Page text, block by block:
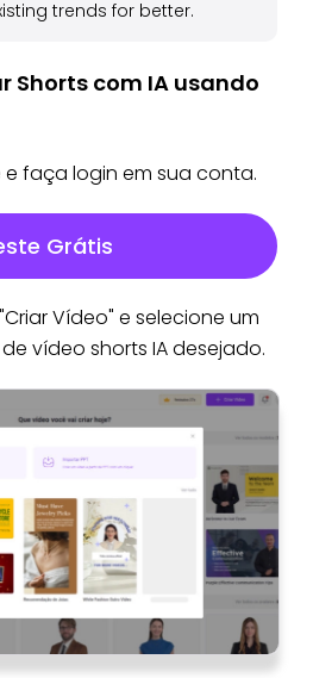
trends for better.
Shorts com IA usando
e faça login em sua conta.
Grátis
Vídeo" e selecione um
vídeo shorts IA desejado.